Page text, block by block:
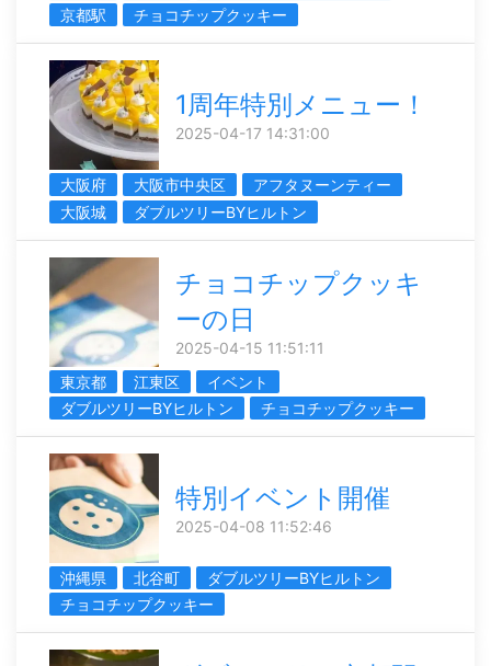
京都駅
チョコチップクッキー
1周年特別メニュー！
2025-04-17 14:31:00
大阪府 大阪市中央区
アフタヌーンティー
大阪城
ダブルツリーBYヒルトン
チョコチップクッキ
ーの日
2025-04-15 11:51:11
東京都
江東区
イベント
ダブルツリーBYヒルトン
チョコチップクッキー
特別イベント開催
2025-04-08 11:52:46
沖縄県 北谷町
ダブルツリーBYヒルトン
チョコチップクッキー